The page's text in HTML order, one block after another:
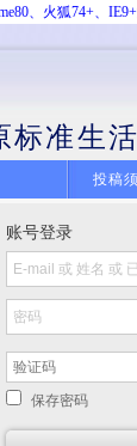
、火狐74+、
标准生
投稿
账号登录
保存密码